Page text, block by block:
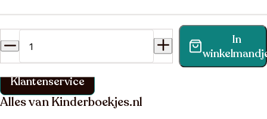
In
Vind binnen no-time antwoord op je vraag op onze
klantenservice pagina.
Klantenservice
Alles van Kinderboekjes.nl